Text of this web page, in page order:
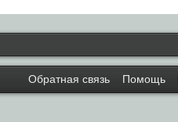
Обратная связь Помощь